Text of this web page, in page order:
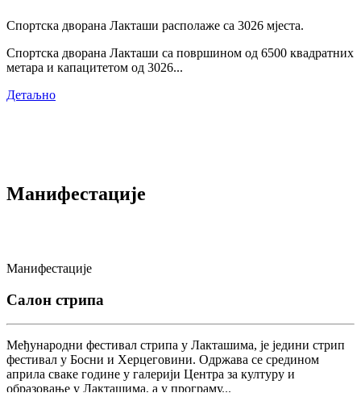
Спортска дворана Лакташи располаже са 3026 мјеста.
Спортска дворана Лакташи са површином од 6500 квадратних
метара и капацитетом од 3026...
Детаљно
Манифестације
Манифестације
Салон стрипа
Међународни фестивал стрипа у Лакташима, је једини стрип
фестивал у Босни и Херцеговини. Одржава се средином
априла сваке године у галерији Центра за културу и
образовање у Лакташима, а у програму...